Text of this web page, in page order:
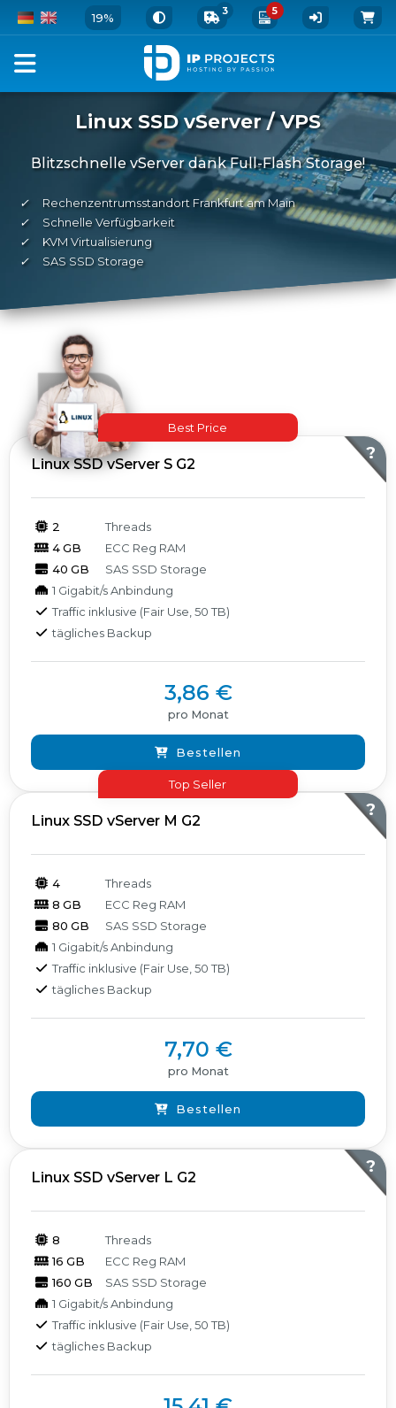
19% 3 5
Linux SSD vServer / VPS
Blitzschnelle vServer dank Full-Flash Storage!
✓
Rechenzentrumsstandort Frankfurt am Main
✓
Schnelle Verfügbarkeit
✓
KVM Virtualisierung
✓
SAS SSD Storage
Produkte ?
Best Price
Linux SSD vServer S G2
2
Threads
4 GB
ECC Reg RAM
40 GB
SAS SSD Storage
1 Gigabit/s Anbindung
Traffic inklusive (Fair Use, 50 TB)
tägliches Backup
3,86 €
pro Monat
Bestellen
?
Top Seller
Linux SSD vServer M G2
4
Threads
8 GB
ECC Reg RAM
80 GB
SAS SSD Storage
1 Gigabit/s Anbindung
Traffic inklusive (Fair Use, 50 TB)
tägliches Backup
7,70 €
pro Monat
Bestellen
?
Linux SSD vServer L G2
8
Threads
16 GB
ECC Reg RAM
160 GB
SAS SSD Storage
1 Gigabit/s Anbindung
Traffic inklusive (Fair Use, 50 TB)
tägliches Backup